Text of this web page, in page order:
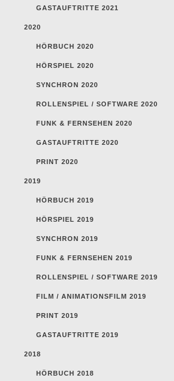
GASTAUFTRITTE 2021
2020
HÖRBUCH 2020
HÖRSPIEL 2020
SYNCHRON 2020
ROLLENSPIEL / SOFTWARE 2020
FUNK & FERNSEHEN 2020
GASTAUFTRITTE 2020
PRINT 2020
2019
HÖRBUCH 2019
HÖRSPIEL 2019
SYNCHRON 2019
FUNK & FERNSEHEN 2019
ROLLENSPIEL / SOFTWARE 2019
FILM / ANIMATIONSFILM 2019
PRINT 2019
GASTAUFTRITTE 2019
2018
HÖRBUCH 2018